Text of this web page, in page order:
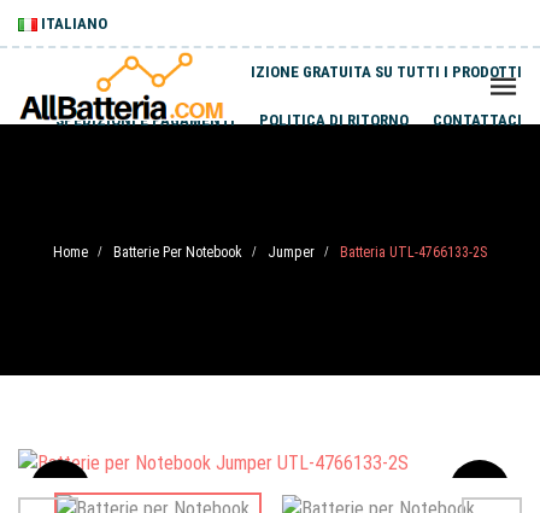
ITALIANO
SPEDIZIONE GRATUITA SU TUTTI I PRODOTTI
SPEDIZIONI E PAGAMENTI POLITICA DI RITORNO CONTATTACI
Home / Batterie Per Notebook / Jumper / Batteria UTL-4766133-2S
Sale